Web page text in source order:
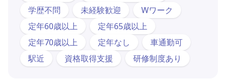
学歴不問
未経験歓迎
Wワーク
定年60歳以上
定年65歳以上
定年70歳以上
定年なし
車通勤可
駅近
資格取得支援 研修制度あり